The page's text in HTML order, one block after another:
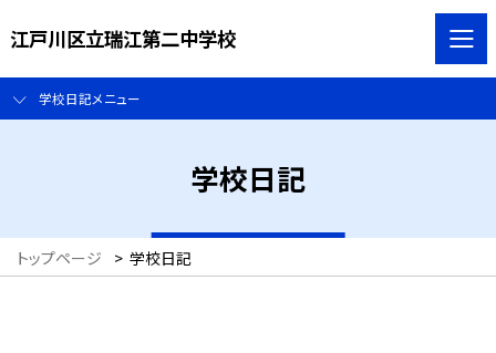
江戸川区立瑞江第二中学校
学校日記メニュー
学校日記
トップページ > 学校日記